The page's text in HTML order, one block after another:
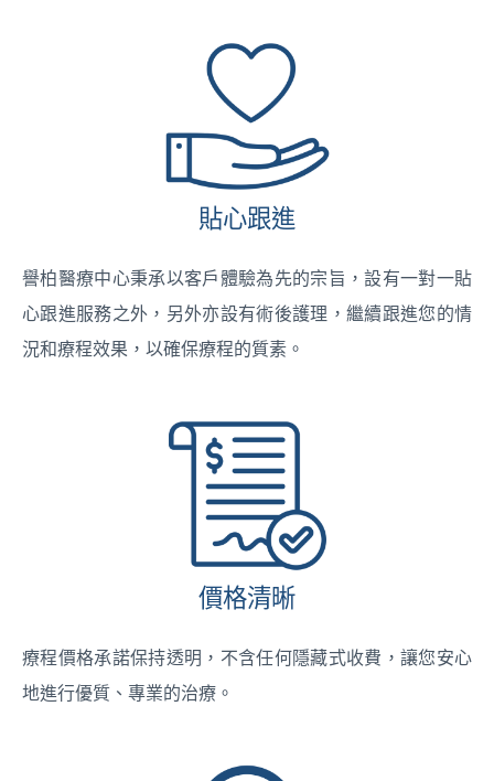
貼心跟進
譽柏醫療中心秉承以客戶體驗為先的宗旨，設有一對一貼
心跟進服務之外，另外亦設有術後護理，繼續跟進您的情
況和療程效果，以確保療程的質素。
價格清晰
療程價格承諾保持透明，不含任何隱藏式收費，讓您安心
地進行優質、專業的治療。